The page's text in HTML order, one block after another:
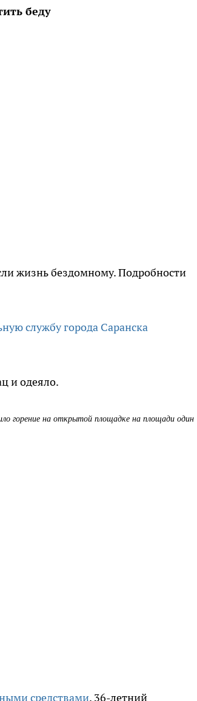
беду
жизнь бездомному. Подробности
службу города Саранска
и одеяло.
горение на открытой площадке на площади один
средствами. 36-летний